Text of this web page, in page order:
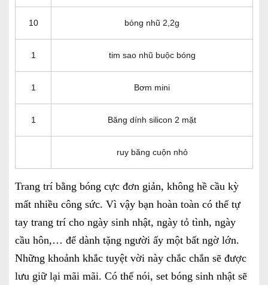
10 bóng nhũ 2,2g
1 tim sao nhũ buộc bóng
1 Bơm mini
1 Băng dính silicon 2 mặt
ruy băng cuộn nhỏ
Trang trí bằng bóng cực đơn giản, không hề cầu kỳ
mất nhiều công sức. Vì vậy bạn hoàn toàn có thể tự
tay trang trí cho ngày sinh nhật, ngày tỏ tình, ngày
cầu hôn,… để dành tặng người ấy một bất ngờ lớn.
Những khoảnh khắc tuyệt vời này chắc chắn sẽ được
lưu giữ lại mãi mãi. Có thể nói, set bóng sinh nhật sẽ